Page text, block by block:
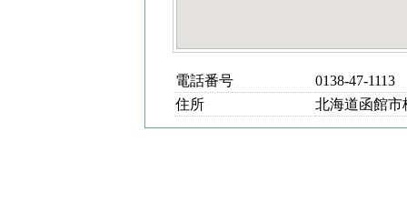
電話番号
0138-47-1113
住所
北海道函館市